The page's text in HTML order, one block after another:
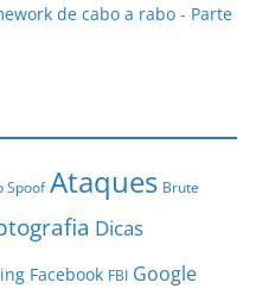
de cabo a rabo - Parte
Spoof Ataques Brute
Dicas
Facebook FBI Google